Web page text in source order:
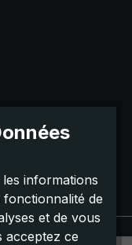
informations
de
et de vous
acceptez ce